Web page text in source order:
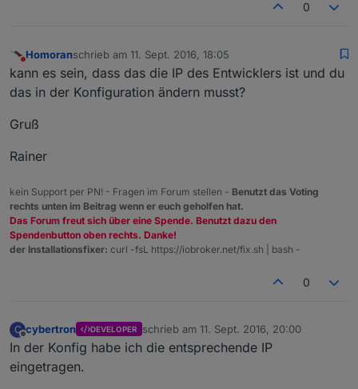
0
Nicht stören
Homoranschrieb am 11. Sept. 2016, 18:05
zuletzt editiert von
kann es sein, dass das die IP des Entwicklers ist und du
das in der Konfiguration ändern musst?
Gruß
Rainer
kein Support per PN! - Fragen im Forum stellen - Benutzt das Voting
rechts unten im Beitrag wenn er euch geholfen hat.
Das Forum freut sich über eine Spende. Benutzt dazu den
Spendenbutton oben rechts. Danke!
der Installationsfixer: curl -fsL https://iobroker.net/fix.sh | bash -
0
C
Offline
cybertron DEVELOPER schrieb am 11. Sept. 2016, 20:00
zuletzt editiert von
In der Konfig habe ich die entsprechende IP
eingetragen.